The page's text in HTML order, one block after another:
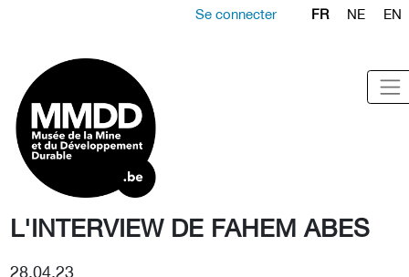
Se connecter FR NE EN
L'INTERVIEW DE FAHEM ABES
28.04.23